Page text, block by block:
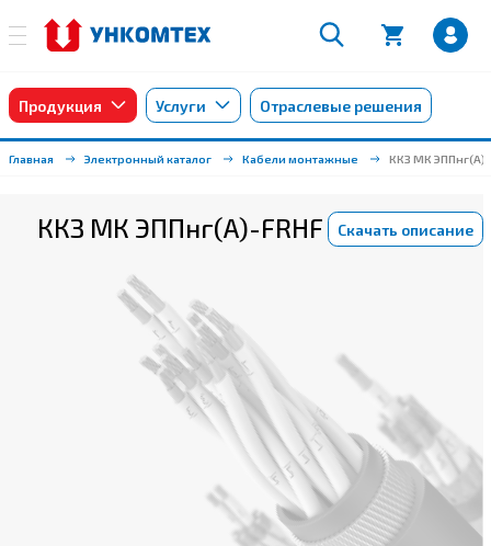
Продукция Услуги Отраслевые решения
Главная Электронный каталог Кабели монтажные ККЗ МК ЭППнг(А)-
ККЗ МК ЭППнг(А)-FRHF Скачать описание